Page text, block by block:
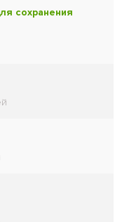
сохранения